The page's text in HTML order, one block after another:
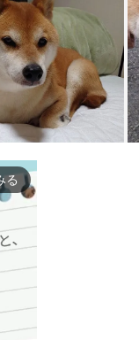
る